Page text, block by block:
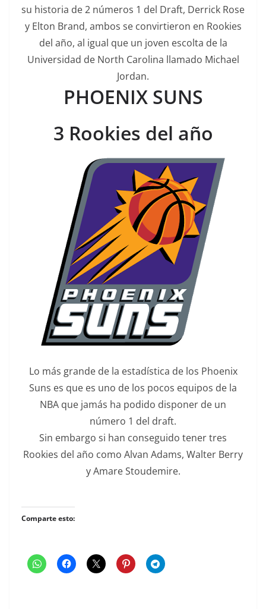
su historia de 2 números 1 del Draft, Derrick Rose
y Elton Brand, ambos se convirtieron en Rookies
del año, al igual que un joven escolta de la
Universidad de North Carolina llamado Michael
Jordan.
PHOENIX SUNS
3 Rookies del año
Lo más grande de la estadística de los Phoenix
Suns es que es uno de los pocos equipos de la
NBA que jamás ha podido disponer de un
número 1 del draft.
Sin embargo si han conseguido tener tres
Rookies del año como Alvan Adams, Walter Berry
y Amare Stoudemire.
Comparte esto: